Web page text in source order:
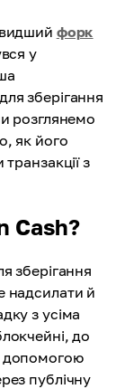
форк
у
зберігання
розглянемо
як його
з
Cash?
зберігання
надсилати й
з усіма
до
допомогою
публічну